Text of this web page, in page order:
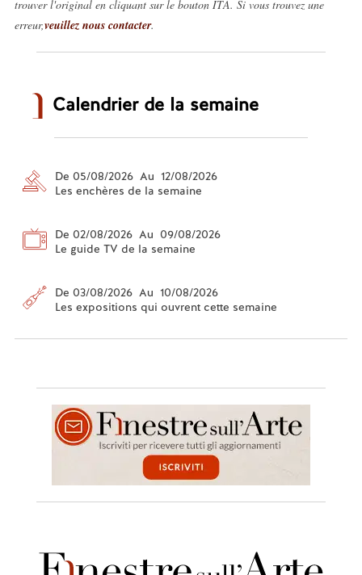
trouver l'original en cliquant sur le bouton ITA. Si vous trouvez une
erreur,veuillez nous contacter.
Calendrier de la semaine
De 05/08/2026 Au 12/08/2026
Les enchères de la semaine
De 02/08/2026 Au 09/08/2026
Le guide TV de la semaine
De 03/08/2026 Au 10/08/2026
Les expositions qui ouvrent cette semaine